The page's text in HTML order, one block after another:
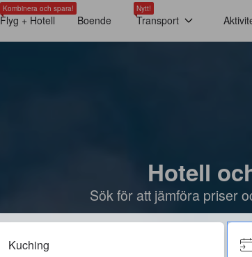
Kombinera och spara!
Flyg + Hotell Boende
Nytt!
Transport
Hotell
Sök för att jämföra priser